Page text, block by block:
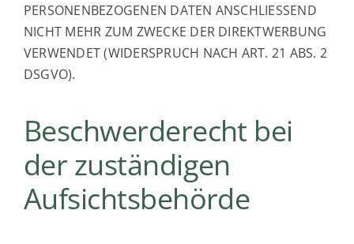
PERSONENBEZOGENEN DATEN ANSCHLIESSEND
NICHT MEHR ZUM ZWECKE DER DIREKTWERBUNG
VERWENDET (WIDERSPRUCH NACH ART. 21 ABS. 2
DSGVO).
Beschwerde­recht bei
der zuständigen
Aufsichts­behörde